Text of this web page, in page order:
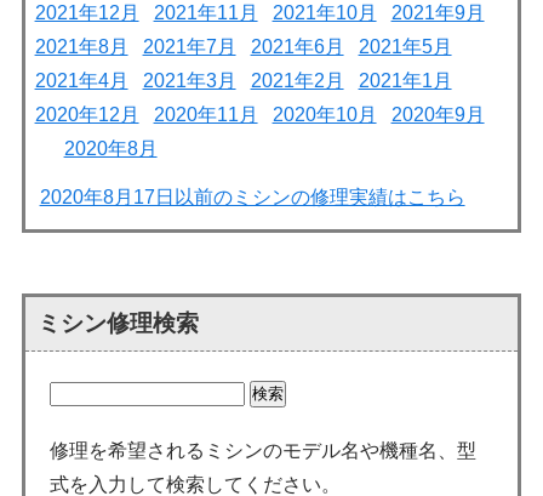
2021年12月
2021年11月 2021年10月
2021年9月
2021年8月
2021年7月 2021年6月
2021年5月
2021年4月
2021年3月 2021年2月
2021年1月
2020年12月
2020年11月 2020年10月
2020年9月
2020年8月
2020年8月17日以前のミシンの修理実績はこちら
ミシン修理検索
修理を希望されるミシンのモデル名や機種名、型
式を入力して検索してください。